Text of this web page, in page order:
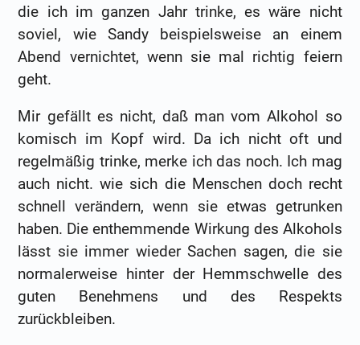
die ich im ganzen Jahr trinke, es wäre nicht
soviel, wie Sandy beispielsweise an einem
Abend vernichtet, wenn sie mal richtig feiern
geht.
Mir gefällt es nicht, daß man vom Alkohol so
komisch im Kopf wird. Da ich nicht oft und
regelmäßig trinke, merke ich das noch. Ich mag
auch nicht. wie sich die Menschen doch recht
schnell verändern, wenn sie etwas getrunken
haben. Die enthemmende Wirkung des Alkohols
lässt sie immer wieder Sachen sagen, die sie
normalerweise hinter der Hemmschwelle des
guten Benehmens und des Respekts
zurückbleiben.